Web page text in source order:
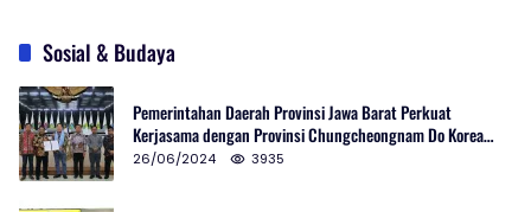
Sosial & Budaya
Pemerintahan Daerah Provinsi Jawa Barat Perkuat
Kerjasama dengan Provinsi Chungcheongnam Do Korea
Selatan
26/06/2024 3935